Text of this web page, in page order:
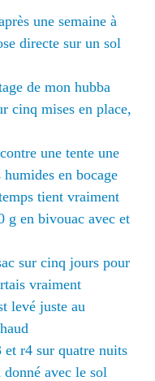
une semaine à
directe sur un sol
de mon hubba
cinq mises en place,
une tente une
en bocage
tient vraiment
g en bivouac avec et
sur cinq jours pour
vraiment
levé juste au
et r4 sur quatre nuits
avec le sol